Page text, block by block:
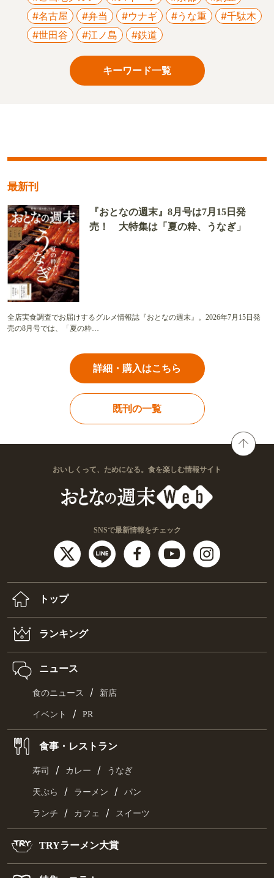
#名古屋
#弁当 #ウナギ #うな重
#千駄木
#世田谷
#江ノ島 #鉄道
キーワード一覧
最新刊
『おとなの週末』8月号は7月15日発
売！ 大特集は「夏の粋、うなぎ」
全店実食調査でお届けするグルメ情報誌『おとなの週末』。2026年7月15日発
売の8月号では、「夏の粋…
詳細・購入はこちら
既刊の一覧
おいしくって、ためになる。食を楽しむ情報サイト
SNSで最新情報をチェック
トップ
ランキング
ニュース
食のニュース / 新店
イベント / PR
食事・レストラン
寿司 / カレー / うなぎ
天ぷら / ラーメン / パン
ランチ / カフェ / スイーツ
TRYラーメン大賞